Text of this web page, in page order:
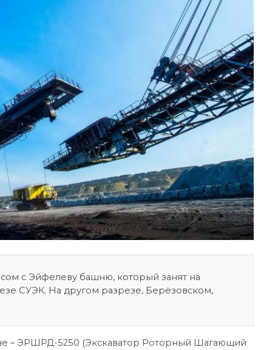
с Эйфелеву башню, который занят на
СУЭК. На другом разрезе, Берёзовском,
– ЭРШРД-5250 (Экскаватор Роторный Шагающий